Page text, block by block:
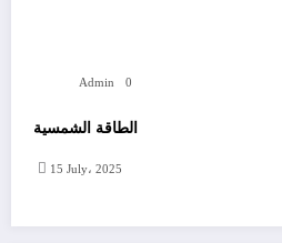
Admin 0
الطاقة الشمسية
15 July، 2025